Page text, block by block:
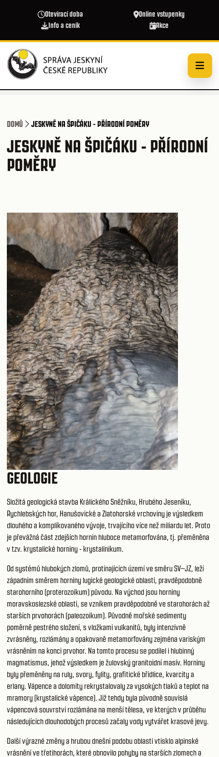
Otevírací doba
Online vstupenky
Info a ceník
Akce
DOMŮ JESKYNĚ NA ŠPIČÁKU - PŘÍRODNÍ POMĚRY
JESKYNĚ NA ŠPIČÁKU - PŘÍRODNÍ
POMĚRY
GEOLOGIE
Složitá geologická stavba Králického Sněžníku, Hrubého Jeseníku,
Rychlebských hor, Hanušovické a Zlatohorské vrchoviny je výsledkem
dlouhého a komplikovaného vývoje, trvajícího více než miliardu let. Proto
je převážná část zdejších hornin hluboce metamorfována, tj. přeměněna
v tzv. krystalické horniny - krystalinikum.
Od systémů hlubokých zlomů, protínajících území ve směru SV–JZ, leží
západním směrem horniny lugické geologické oblasti, pravděpodobně
starohorního (proterozoikum) původu. Na východ jsou horniny
moravskoslezské oblasti, se vznikem pravděpodobně ve starohorách až
starších prvohorách (paleozoikum). Původně mořské sedimenty
poměrně pestrého složení, s vložkami vulkanitů, byly intenzívně
zvrásněny, rozlámány a opakovaně metamorfovány zejména variským
vrásněním na konci prvohor. Na tomto procesu se podílel i hlubinný
magmatismus, jehož výsledkem je žulovský granitoidní masív. Horniny
byly přeměněny na ruly, svory, fylity, grafitické břidlice, kvarcity a
erlany. Vápence a dolomity rekrystalovaly za vysokých tlaků a teplot na
mramory (krystalické vápence). Již tehdy byla původně souvislá
vápencová souvrství rozlámána na menší tělesa, ve kterých v průběhu
následujících dlouhodobých procesů začaly vody vytvářet krasové jevy.
Další výrazné změny a hrubou dnešní podobu oblasti vtisklo alpinské
vrásnění ve třetihorách, které obnovilo pohyby na starších zlomech a